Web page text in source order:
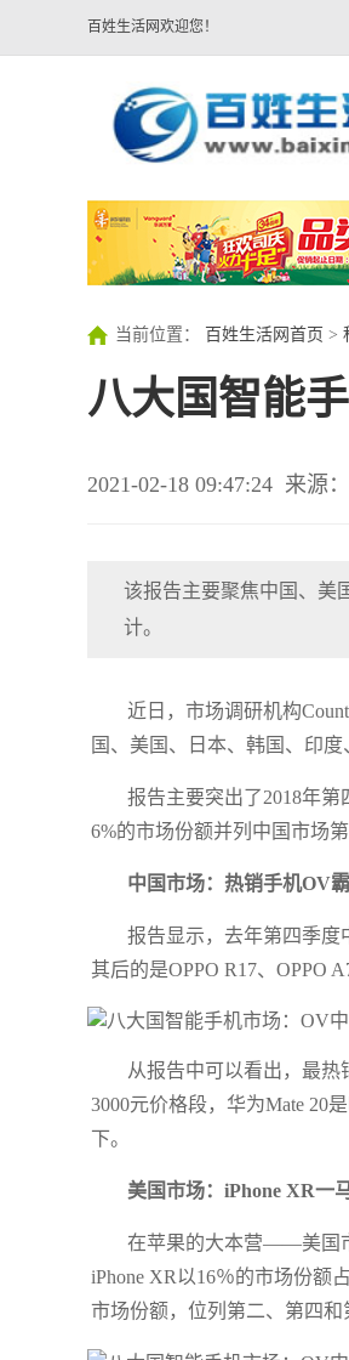
百姓生活网欢迎您！
当前位置： 百姓生活网首页 >
八大国智能
2021-02-18 09:47:24 来源：
该报告主要聚焦中国、美
计。
近日，市场调研机构
国、美国、日本、韩国、印
报告主要突出了2018年
6%的市场份额并列中国市场
中国市场：热销手机OV
报告显示，去年第四季度
其后的是OPPO R17、OPPO
从报告中可以看出，最
3000元价格段，华为Mate 20
下。
美国市场：iPhone XR一
在苹果的大本营——美国
iPhone XR以16％的市场份额
市场份额，位列第二、第四和